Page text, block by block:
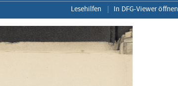
Lesehilfen In DFG-Viewer öffnen